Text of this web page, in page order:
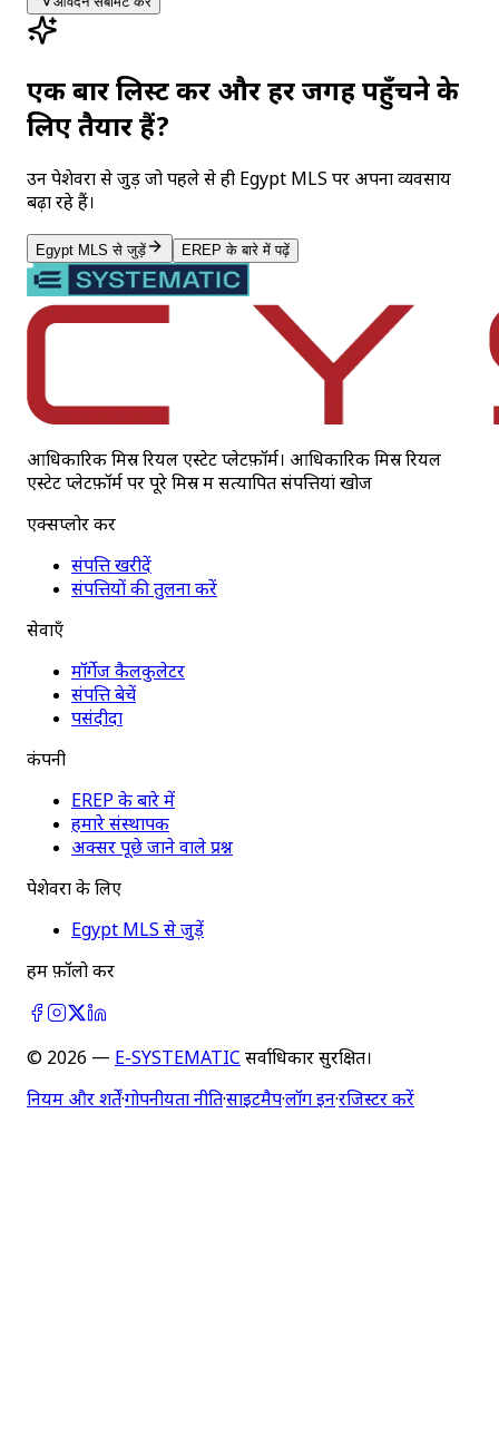
एक बार लिस्ट करें और हर जगह पहुँचने के
लिए तैयार हैं?
उन पेशेवरों से जुड़ें जो पहले से ही Egypt MLS पर अपना व्यवसाय
बढ़ा रहे हैं।
Egypt MLS से जुड़ें EREP के बारे में पढ़ें
आधिकारिक मिस्र रियल एस्टेट प्लेटफ़ॉर्म। आधिकारिक मिस्र रियल
एस्टेट प्लेटफ़ॉर्म पर पूरे मिस्र में सत्यापित संपत्तियां खोजें
एक्सप्लोर करें
संपत्ति खरीदें
संपत्तियों की तुलना करें
सेवाएँ
मॉर्गेज कैलकुलेटर
संपत्ति बेचें
पसंदीदा
कंपनी
EREP के बारे में
हमारे संस्थापक
अक्सर पूछे जाने वाले प्रश्न
पेशेवरों के लिए
Egypt MLS से जुड़ें
हमें फ़ॉलो करें
© 2026 — E-SYSTEMATICसर्वाधिकार सुरक्षित।
नियम और शर्तें·गोपनीयता नीति·साइटमैप·लॉग इन·रजिस्टर करें